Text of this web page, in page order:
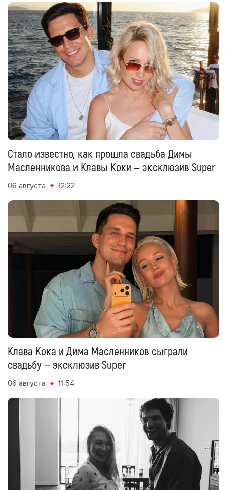
Стало известно, как прошла свадьба Димы
Масленникова и Клавы Коки — эксклюзив Super
06 августа 12:22
Клава Кока и Дима Масленников сыграли
свадьбу — эксклюзив Super
06 августа 11:54